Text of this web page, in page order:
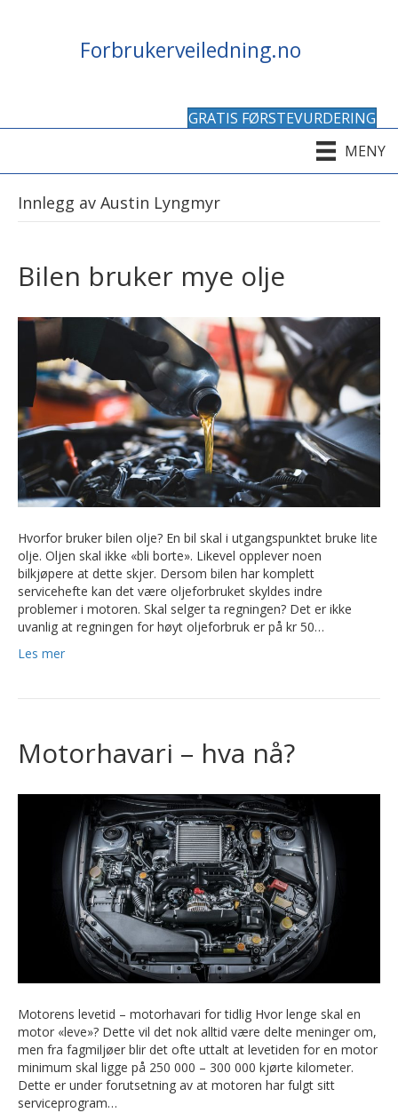
Forbrukerveiledning.no
GRATIS FØRSTEVURDERING
MENY
Innlegg av Austin Lyngmyr
Bilen bruker mye olje
Hvorfor bruker bilen olje? En bil skal i utgangspunktet bruke lite
olje. Oljen skal ikke «bli borte». Likevel opplever noen
bilkjøpere at dette skjer. Dersom bilen har komplett
servicehefte kan det være oljeforbruket skyldes indre
problemer i motoren. Skal selger ta regningen? Det er ikke
uvanlig at regningen for høyt oljeforbruk er på kr 50…
Les mer
Motorhavari – hva nå?
Motorens levetid – motorhavari for tidlig Hvor lenge skal en
motor «leve»? Dette vil det nok alltid være delte meninger om,
men fra fagmiljøer blir det ofte uttalt at levetiden for en motor
minimum skal ligge på 250 000 – 300 000 kjørte kilometer.
Dette er under forutsetning av at motoren har fulgt sitt
serviceprogram…